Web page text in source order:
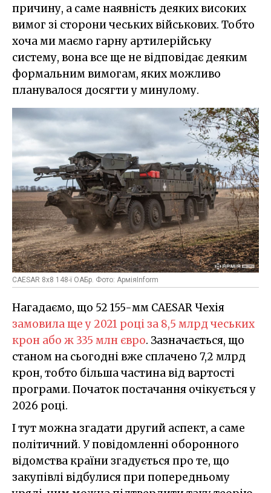
причину, а саме наявність деяких високих
вимог зі сторони чеських військових. Тобто
хоча ми маємо гарну артилерійську
систему, вона все ще не відповідає деяким
формальним вимогам, яких можливо
планувалося досягти у минулому.
CAESAR 8x8 148-ї ОАБр. Фото: АрміяInform
Нагадаємо, що 52 155-мм CAESAR Чехія
замовила ще у 2021 році за 8,5 млрд чеських
крон або ж 335 млн євро. Зазначається, що
станом на сьогодні вже сплачено 7,2 млрд
крон, тобто більша частина від вартості
програми. Початок постачання очікується у
2026 році.
І тут можна згадати другий аспект, а саме
політичний. У повідомленні оборонного
відомства країни згадується про те, що
закупівлі відбулися при попередньому